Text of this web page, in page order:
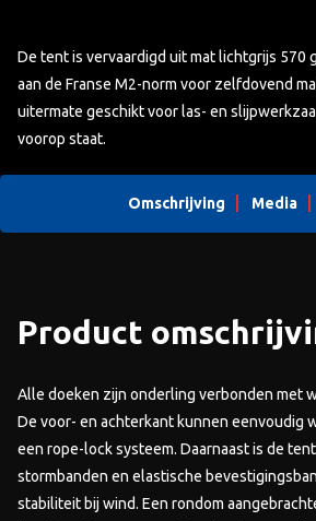
De tent is vervaardigd uit mat lichtgrijs 570
aan de Franse M2-norm voor zelfdovend
uitermate geschikt voor las- en
voorop staat.
Omschrijving Media
Product
Alle doeken zijn onderling verbonden met
De voor- en achterkant kunnen eenvoudig
een rope-lock systeem. Daarnaast is de
stormbanden en elastische
stabiliteit bij wind. Een rondom